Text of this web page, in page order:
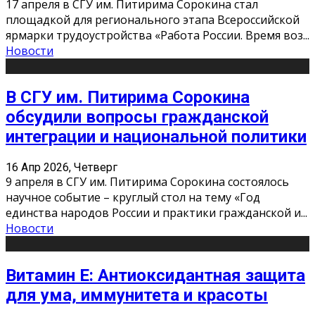
17 апреля в СГУ им. Питирима Сорокина стал
площадкой для регионального этапа Всероссийской
ярмарки трудоустройства «Работа России. Время воз...
Новости
В СГУ им. Питирима Сорокина
обсудили вопросы гражданской
интеграции и национальной политики
16 Апр 2026, Четверг
9 апреля в СГУ им. Питирима Сорокина состоялось
научное событие – круглый стол на тему «Год
единства народов России и практики гражданской и...
Новости
Витамин Е: Антиоксидантная защита
для ума, иммунитета и красоты